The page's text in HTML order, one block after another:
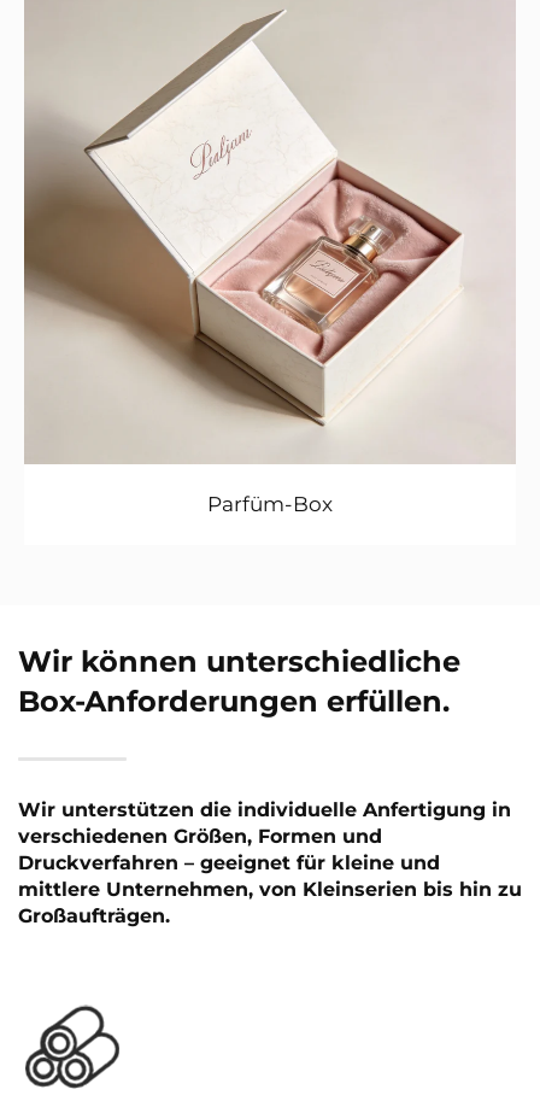
Parfüm-Box
Wir können unterschiedliche
Box-Anforderungen erfüllen.
Wir unterstützen die individuelle Anfertigung in
verschiedenen Größen, Formen und
Druckverfahren – geeignet für kleine und
mittlere Unternehmen, von Kleinserien bis hin zu
Großaufträgen.